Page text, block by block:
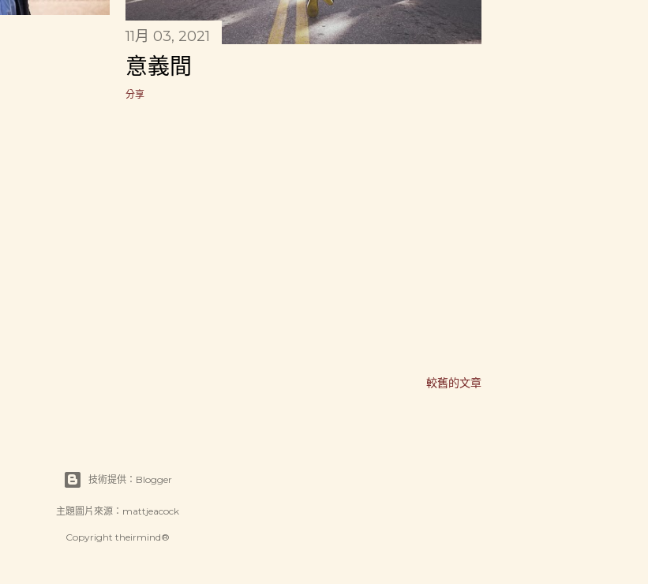
11月 03, 2021
意義間
分享
較舊的文章
技術提供：Blogger
主題圖片來源： mattjeacock
Copyright theirmind®